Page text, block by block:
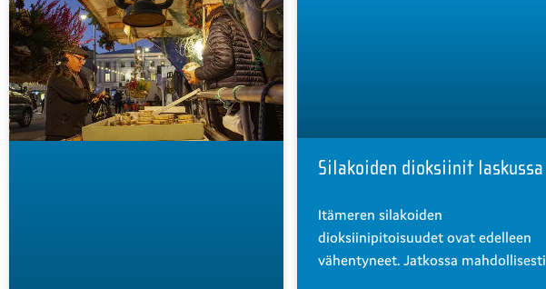
Silakoiden dioksiinit laskussa
Itämeren silakoiden
dioksiinipitoisuudet ovat edelleen
vähentyneet. Jatkossa mahdollisesti